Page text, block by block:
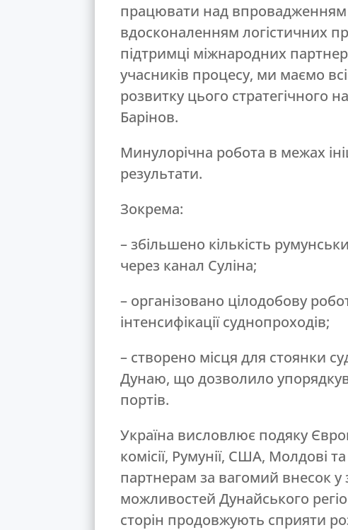
працювати над впровадженням
вдосконаленням логістичних
підтримці міжнародних
учасників процесу, ми маємо
розвитку цього стратегічного
Барінов.
Минулорічна робота в межах
результати.
Зокрема:
– збільшено кількість
через канал Суліна;
– організовано цілодобову
інтенсифікації суднопроходів;
– створено місця для стоянки
Дунаю, що дозволило
портів.
Україна висловлює подяку
комісії, Румунії, США, Молдові
партнерам за вагомий внесок у
можливостей Дунайського
сторін продовжують сприяти